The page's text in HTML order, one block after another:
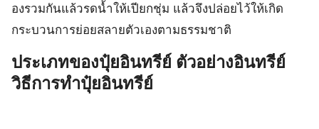
องรวมกันแล้วรดน้ำให้เปียกชุ่ม แล้วจึงปล่อยไว้ให้เกิด
กระบวนการย่อยสลายตัวเองตามธรรมชาติ
ประเภทของปุ๋ยอินทรีย์ ตัวอย่างอินทรีย์
วิธีการทำปุ๋ยอินทรีย์